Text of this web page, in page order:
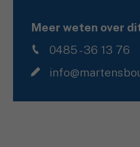
Meer weten over
0485 - 36 13 76